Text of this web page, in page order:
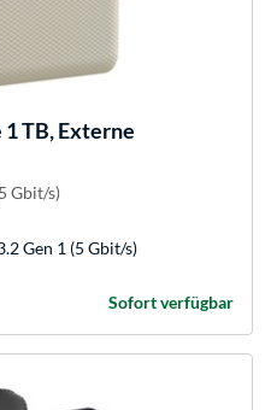
TB, Externe
Gbit/s)
Gen 1 (5 Gbit/s)
Sofort verfügbar